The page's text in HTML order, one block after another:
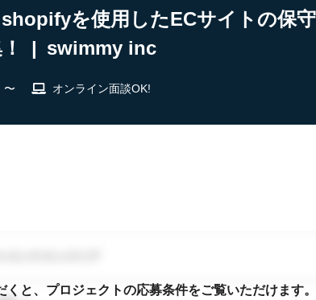
shopifyを使用したECサイトの保
！ | swimmy inc
〜 オンライン面談OK!
くと、プロジェクトの応募条件をご覧いただけます。